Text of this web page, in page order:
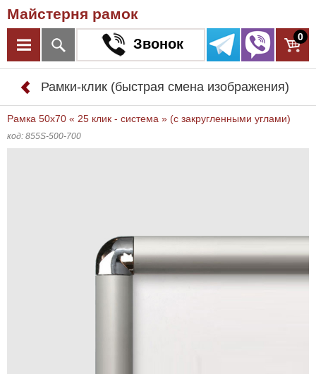
Майстерня рамок
0
Звонок
Рамки-клик (быстрая смена изображения)
Рамка 50x70 « 25 клик - система » (с закругленными углами)
код: 855S-500-700